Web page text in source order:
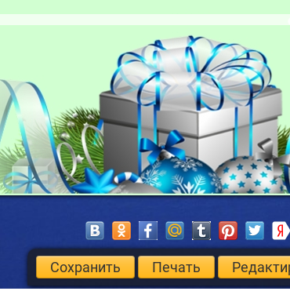
Сохранить Печать